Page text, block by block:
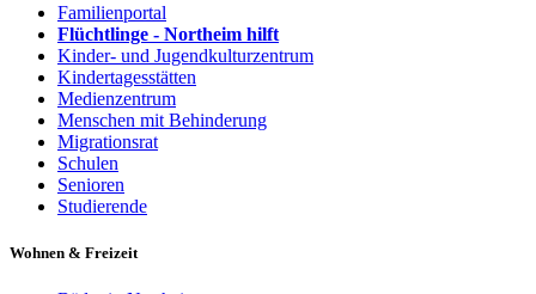
Familienportal
Flüchtlinge - Northeim hilft
Kinder- und Jugendkulturzentrum
Kindertagesstätten
Medienzentrum
Menschen mit Behinderung
Migrationsrat
Schulen
Senioren
Studierende
Wohnen & Freizeit